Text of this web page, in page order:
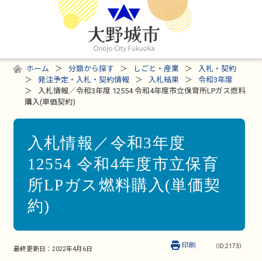
ホーム 分類から探す しごと・産業
入札・契約
発注予定・入札・契約情報
入札結果
令和3年度
入札情報／令和3年度 12554 令和4年度市立保育所LPガス燃料
購入(単価契約)
入札情報／令和3年度
12554 令和4年度市立保育
所LPガス燃料購入(単価契
約)
最終更新日： 2022年4月6日 （ID:2173）
印刷